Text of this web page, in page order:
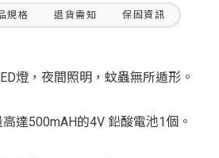
規格 退貨需知 保固資訊
燈，夜間照明，蚊蟲無所遁形。
達500mAH的4V 鉛酸電池1個。